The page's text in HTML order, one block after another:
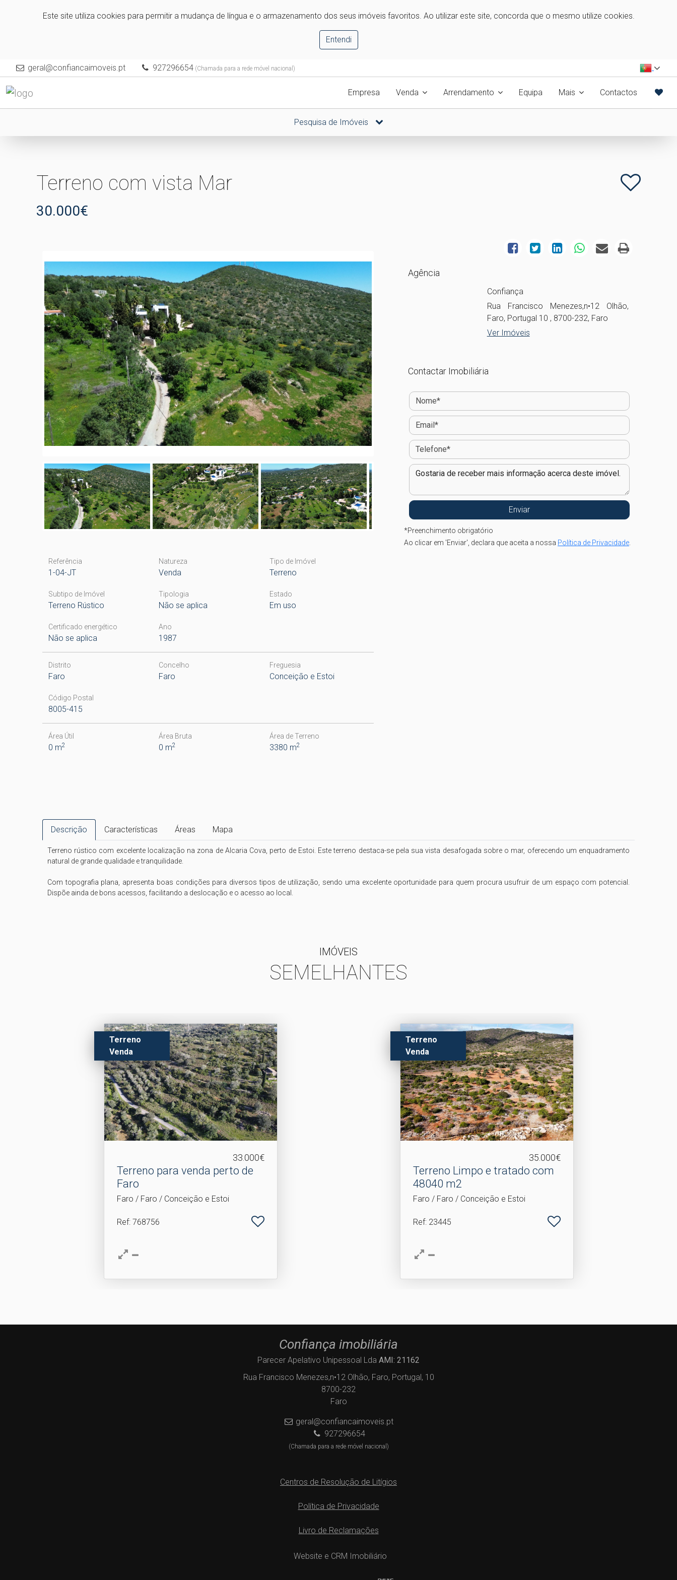
Este site utiliza cookies para permitir a mudança de língua e o armazenamento dos seus imóveis favoritos. Ao utilizar este site, concorda que o mesmo utilize cookies.
Entendi
geral@confiancaimoveis.pt 927296654 (Chamada para a rede móvel nacional)
Empresa Venda Arrendamento Equipa Mais Contactos
Pesquisa de Imóveis
Terreno com vista Mar
30.000€
Referência
1-04-JT
Natureza
Venda
Tipo de Imóvel
Terreno
Subtipo de Imóvel
Terreno Rústico
Tipologia
Não se aplica
Estado
Em uso
Certificado energético
Não se aplica
Ano
1987
Distrito
Faro
Concelho
Faro
Freguesia
Conceição e Estoi
Código Postal
8005-415
Área Útil
0 m2
Área Bruta
0 m2
Área de Terreno
3380 m2
Agência
Confiança
Rua Francisco Menezes,n•12 Olhão,
Faro, Portugal 10 , 8700-232, Faro
Ver Imóveis
Contactar Imobiliária
*Preenchimento obrigatório
Ao clicar em 'Enviar', declara que aceita a nossa Política de Privacidade
Descrição Características Áreas Mapa
Terreno rústico com excelente localização na zona de Alcaria Cova, perto de Estoi. Este terreno destaca-se pela sua vista desafogada sobre o mar, oferecendo um enquadramento
natural de grande qualidade e tranquilidade.
Com topografia plana, apresenta boas condições para diversos tipos de utilização, sendo uma excelente oportunidade para quem procura usufruir de um espaço com potencial.
Dispõe ainda de bons acessos, facilitando a deslocação e o acesso ao local.
IMÓVEIS
SEMELHANTES
Terreno
Venda
33.000€
Terreno para venda perto de
Faro
Faro / Faro / Conceição e Estoi
Ref: 768756
Terreno
Venda
35.000€
Terreno Limpo e tratado com
48040 m2
Faro / Faro / Conceição e Estoi
Ref: 23445
Confiança imobiliária
Parecer Apelativo Unipessoal Lda AMI: 21162
Rua Francisco Menezes,n•12 Olhão, Faro, Portugal, 10
8700-232
Faro
geral@confiancaimoveis.pt
927296654
(Chamada para a rede móvel nacional)
Centros de Resolução de Litígios
Política de Privacidade
Livro de Reclamações
Website e CRM Imobiliário